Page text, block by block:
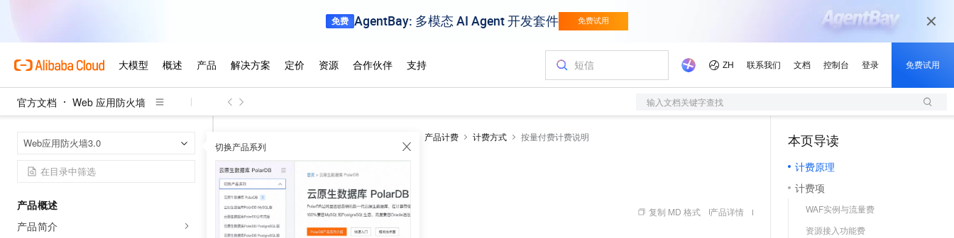
官方文档 Web 应用防火墙 输入文档关键字查找
Web应用防火墙3.0 切换产品系列
产品概述
产品简介
产品计费 计费方式 按量付费计费说明
按量付费计费说明
更新时间： 2026-08-04 04:25:25 复制 MD 格式 产品详情
本页导读
计费原理
计费项
WAF实例与流量费
资源接入功能费